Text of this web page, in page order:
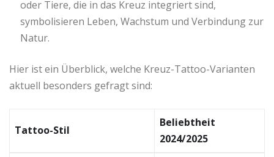
oder Tiere, die in das Kreuz integriert sind,
symbolisieren Leben, Wachstum und Verbindung zur
Natur.
Hier ist ein Überblick, welche Kreuz-Tattoo-Varianten
aktuell besonders gefragt sind:
Tattoo-Stil
Beliebtheit
2024/2025